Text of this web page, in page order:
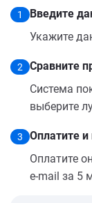
1
Введите
Укажите
2
Сравните
Система
выберите
3
Оплатите и
Оплатите
e-mail за 5